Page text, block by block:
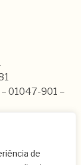
de
– 01047-901 –